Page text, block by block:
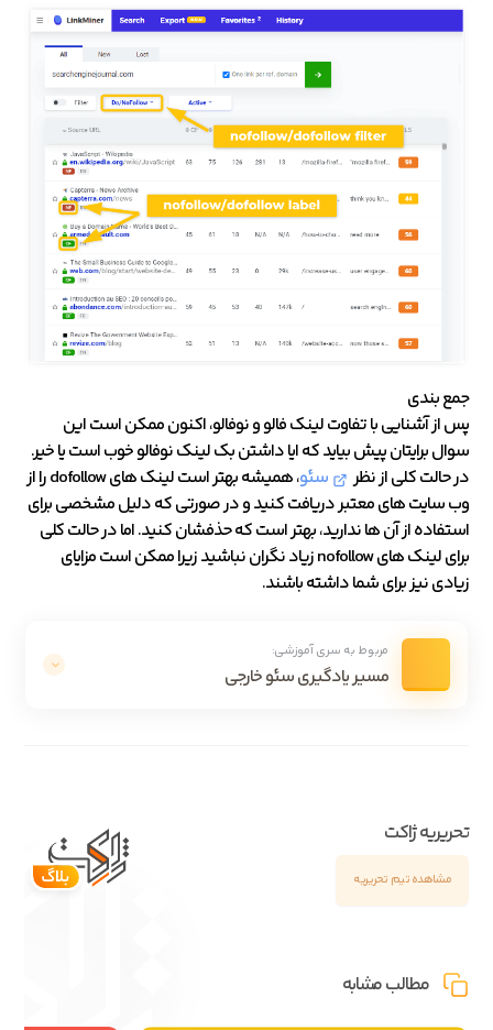
جمع بندی
پس از آشنایی با تفاوت لینک فالو و نوفالو، اکنون ممکن است این
سوال برایتان پیش بیاید که ایا داشتن بک لینک نوفالو خوب است یا خیر.
در حالت کلی از نظر
سئو
، همیشه بهتر است لینک های dofollow را از
وب سایت های معتبر دریافت کنید و در صورتی که دلیل مشخصی برای
استفاده از آن ها ندارید، بهتر است که حذفشان کنید. اما در حالت کلی
برای لینک های nofollow زیاد نگران نباشید زیرا ممکن است مزایای
زیادی نیز برای شما داشته باشند.
مربوط به سری آموزشی:
مسیر یادگیری سئو خارجی
تحریریه ژاکت
مشاهده تیم تحریریه
مطالب مشابه